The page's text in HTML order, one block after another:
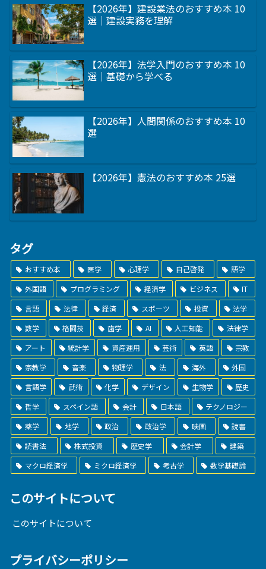
【2026年】建設業法のおすすめ本 10
選｜建設実務を理解
【2026年】法学入門のおすすめ本 10
選｜基礎から学べる
【2026年】人間関係のおすすめ本 10
選
【2026年】憲法のおすすめ本 25選
タグ
おすすめ本 医学 心理学 自己啓発
語学
外国語
プログラミング 経済学 ビジネス
IT
言語
法律 経済 スポーツ 投資
法学
数学
格闘技 歯学 AI 人工知能
法律学
アート
統計学 資産運用 芸術 英語
宗教
宗教学
音楽 物理学 法 海外
外国
言語学
武術 化学 デザイン 生物学
歴史
哲学
スペイン語 会計 日本語
テクノロジー
薬学
地学 政治 政治学 映画
読書
読書法
株式投資 歴史学 会計学
建築
マクロ経済学
ミクロ経済学 考古学 数学基礎論
このサイトについて
このサイトについて
プライバシーポリシー